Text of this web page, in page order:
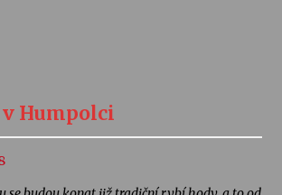
Humpolci